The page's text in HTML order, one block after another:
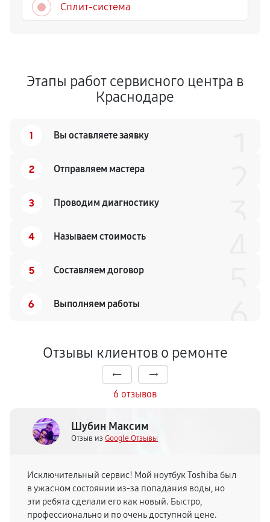
Сплит-система
Этапы работ сервисного центра в
Краснодаре
1 Вы оставляете заявку
2 Отправляем мастера
3 Проводим диагностику
4 Называем стоимость
5 Составляем договор
6 Выполняем работы
Отзывы клиентов о ремонте
6 отзывов
Шубин Максим
Отзыв из Google.Отзывы
Исключительный сервис! Мой ноутбук Toshiba был
в ужасном состоянии из-за попадания воды, но
эти ребята сделали его как новый. Быстро,
профессионально и по очень доступной цене.